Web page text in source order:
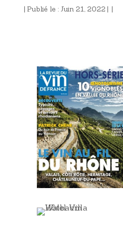
| Publié le : Juin 21, 2022 | |